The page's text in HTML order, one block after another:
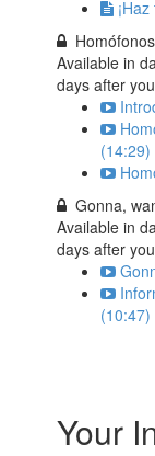
Homófonos
Available in
days after
(14:29)
Gonna,
Available in
days after
(10:47)
Your